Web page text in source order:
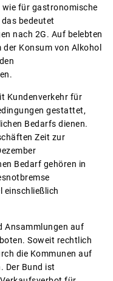
wie für gastronomische
bedeutet
nach 2G. Auf belebten
Konsum von Alkohol
Kundenverkehr für
gestattet,
Bedarfs dienen.
Zeit zur
Bedarf gehören in
einschließlich
Ansammlungen auf
Soweit rechtlich
die Kommunen auf
Der Bund ist